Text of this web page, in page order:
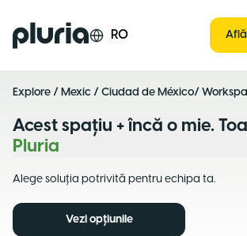
Logo Pluria RO
Explore / Mexic / Ciudad de México/
Acest spațiu + încă o mie.
Pluria
Alege soluția potrivită pentru echipa ta.
Vezi opțiunile